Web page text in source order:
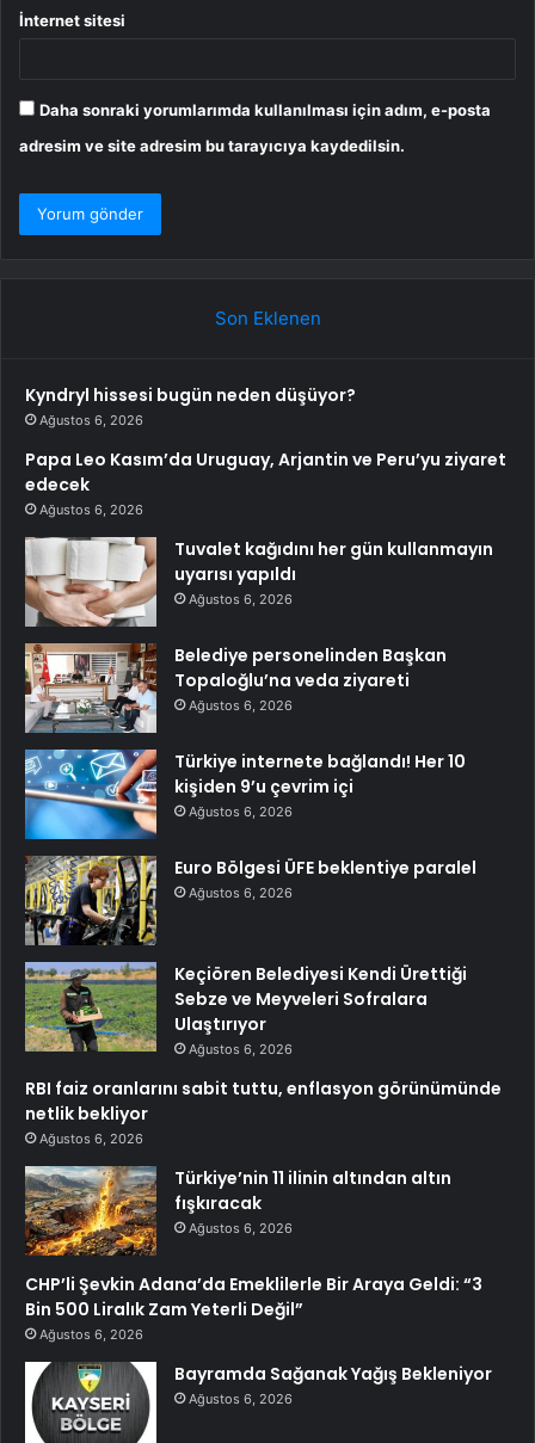
İnternet sitesi
Daha sonraki yorumlarımda kullanılması için adım, e-posta
adresim ve site adresim bu tarayıcıya kaydedilsin.
Son Eklenen
Kyndryl hissesi bugün neden düşüyor?
Ağustos 6, 2026
Papa Leo Kasım’da Uruguay, Arjantin ve Peru’yu ziyaret
edecek
Ağustos 6, 2026
Tuvalet kağıdını her gün kullanmayın
uyarısı yapıldı
Ağustos 6, 2026
Belediye personelinden Başkan
Topaloğlu’na veda ziyareti
Ağustos 6, 2026
Türkiye internete bağlandı! Her 10
kişiden 9’u çevrim içi
Ağustos 6, 2026
Euro Bölgesi ÜFE beklentiye paralel
Ağustos 6, 2026
Keçiören Belediyesi Kendi Ürettiği
Sebze ve Meyveleri Sofralara
Ulaştırıyor
Ağustos 6, 2026
RBI faiz oranlarını sabit tuttu, enflasyon görünümünde
netlik bekliyor
Ağustos 6, 2026
Türkiye’nin 11 ilinin altından altın
fışkıracak
Ağustos 6, 2026
CHP’li Şevkin Adana’da Emeklilerle Bir Araya Geldi: “3
Bin 500 Liralık Zam Yeterli Değil”
Ağustos 6, 2026
Bayramda Sağanak Yağış Bekleniyor
Ağustos 6, 2026